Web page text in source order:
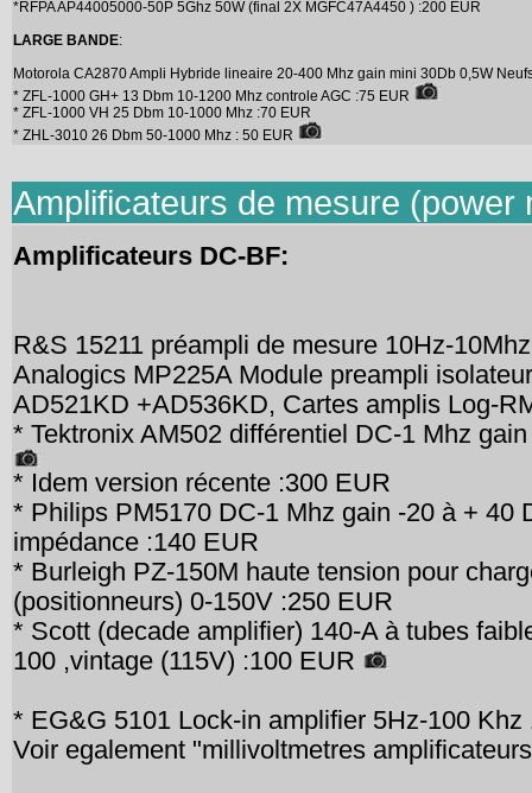
*RFPA AP44005000-50P 5Ghz 50W (final 2X MGFC47A4450 ) :200 EUR
LARGE BANDE:
Motorola CA2870 Ampli Hybride lineaire 20-400 Mhz gain mini 30Db 0,5W
* ZFL-1000 GH+ 13 Dbm 10-1200 Mhz controle AGC :75 EUR
* ZFL-1000 VH 25 Dbm 10-1000 Mhz :70 EUR
* ZHL-3010 26 Dbm 50-1000 Mhz : 50 EUR
Amplificateurs de mesure (power
Amplificateurs DC-BF:
R&S 15211 préampli de mesure 10Hz-
Analogics MP225A Module preampli
AD521KD +AD536KD, Cartes amplis Log-
* Tektronix AM502 différentiel DC-1 Mhz
* Idem version récente :300 EUR
* Philips PM5170 DC-1 Mhz gain -20 à + 40
impédance :140 EUR
* Burleigh PZ-150M haute tension pour
(positionneurs) 0-150V :250 EUR
* Scott (decade amplifier) 140-A à tubes
100 ,vintage (115V) :100 EUR
* EG&G 5101 Lock-in amplifier 5Hz-100
Voir egalement "millivoltmetres